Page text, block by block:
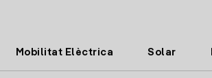
Mobilitat Elèctrica Solar